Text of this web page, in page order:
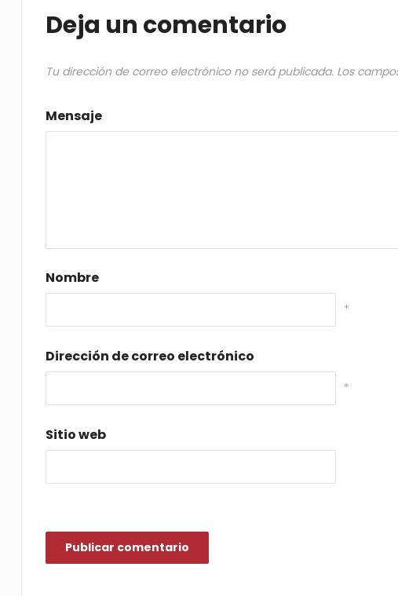
Deja un comentario
Tu dirección de correo electrónico no será publicada. Los
Mensaje
Nombre
*
Dirección de correo electrónico
*
Sitio web